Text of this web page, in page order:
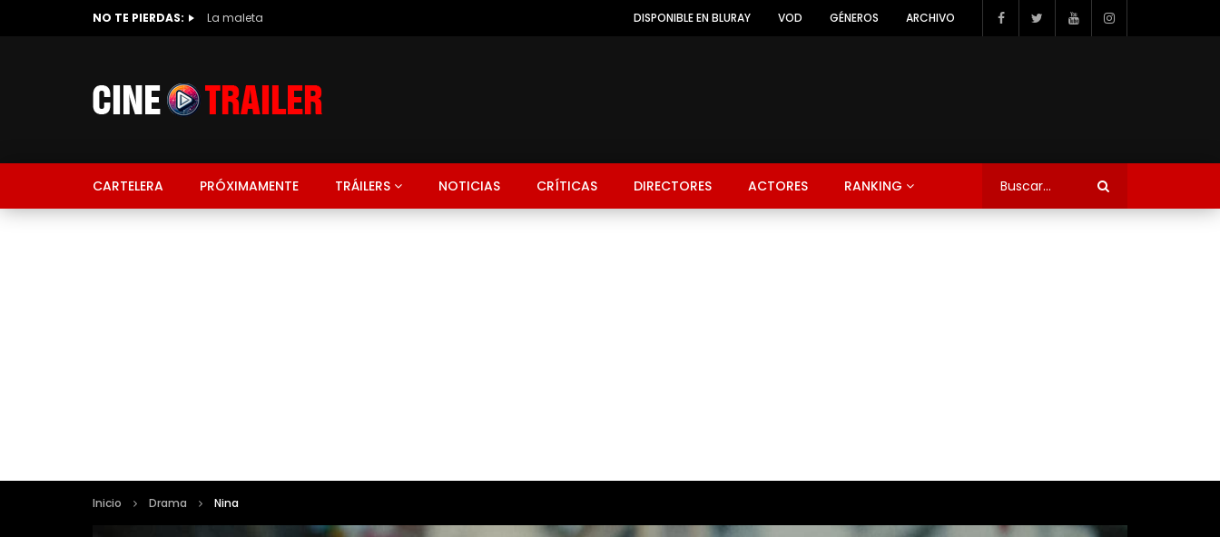
NO TE PIERDAS: La maleta DISPONIBLE EN BLURAY VOD GÉNEROS ARCHIVO
CARTELERA PRÓXIMAMENTE TRÁILERS NOTICIAS CRÍTICAS DIRECTORES ACTORES RANKING
Inicio Drama Nina